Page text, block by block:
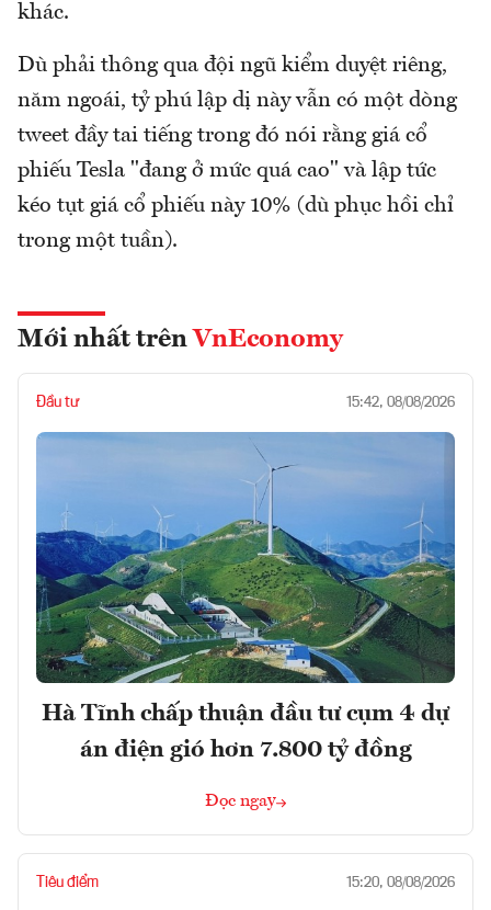
khác.
Dù phải thông qua đội ngũ kiểm duyệt riêng,
năm ngoái, tỷ phú lập dị này vẫn có một dòng
tweet đầy tai tiếng trong đó nói rằng giá cổ
phiếu Tesla "đang ở mức quá cao" và lập tức
kéo tụt giá cổ phiếu này 10% (dù phục hồi chỉ
trong một tuần).
Mới nhất trên VnEconomy
Đầu tư 15:42, 08/08/2026
Hà Tĩnh chấp thuận đầu tư cụm 4 dự
án điện gió hơn 7.800 tỷ đồng
Đọc ngay
Tiêu điểm 15:20, 08/08/2026